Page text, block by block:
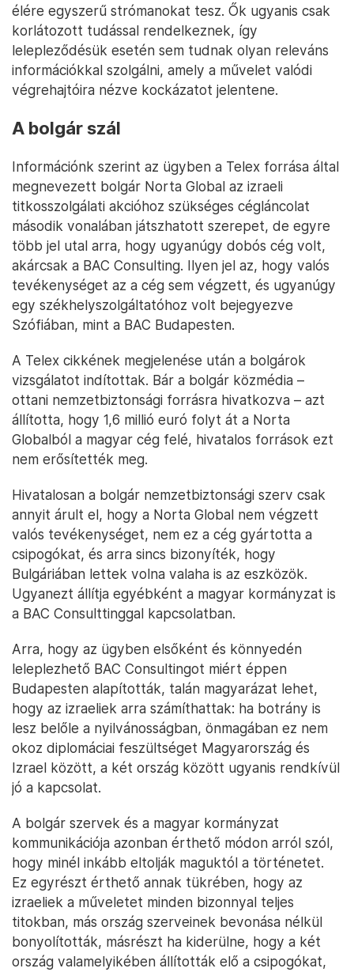
élére egyszerű strómanokat tesz. Ők ugyanis csak
korlátozott tudással rendelkeznek, így
lelepleződésük esetén sem tudnak olyan releváns
információkkal szolgálni, amely a művelet valódi
végrehajtóira nézve kockázatot jelentene.
A bolgár szál
Információnk szerint az ügyben a Telex forrása által
megnevezett bolgár Norta Global az izraeli
titkosszolgálati akcióhoz szükséges cégláncolat
második vonalában játszhatott szerepet, de egyre
több jel utal arra, hogy ugyanúgy dobós cég volt,
akárcsak a BAC Consulting. Ilyen jel az, hogy valós
tevékenységet az a cég sem végzett, és ugyanúgy
egy székhelyszolgáltatóhoz volt bejegyezve
Szófiában, mint a BAC Budapesten.
A Telex cikkének megjelenése után a bolgárok
vizsgálatot indítottak. Bár a bolgár közmédia –
ottani nemzetbiztonsági forrásra hivatkozva – azt
állította, hogy 1,6 millió euró folyt át a Norta
Globalból a magyar cég felé, hivatalos források ezt
nem erősítették meg.
Hivatalosan a bolgár nemzetbiztonsági szerv csak
annyit árult el, hogy a Norta Global nem végzett
valós tevékenységet, nem ez a cég gyártotta a
csipogókat, és arra sincs bizonyíték, hogy
Bulgáriában lettek volna valaha is az eszközök.
Ugyanezt állítja egyébként a magyar kormányzat is
a BAC Consulttinggal kapcsolatban.
Arra, hogy az ügyben elsőként és könnyedén
leleplezhető BAC Consultingot miért éppen
Budapesten alapították, talán magyarázat lehet,
hogy az izraeliek arra számíthattak: ha botrány is
lesz belőle a nyilvánosságban, önmagában ez nem
okoz diplomáciai feszültséget Magyarország és
Izrael között, a két ország között ugyanis rendkívül
jó a kapcsolat.
A bolgár szervek és a magyar kormányzat
kommunikációja azonban érthető módon arról szól,
hogy minél inkább eltolják maguktól a történetet.
Ez egyrészt érthető annak tükrében, hogy az
izraeliek a műveletet minden bizonnyal teljes
titokban, más ország szerveinek bevonása nélkül
bonyolították, másrészt ha kiderülne, hogy a két
ország valamelyikében állították elő a csipogókat,